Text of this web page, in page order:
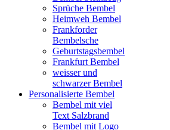
Sprüche Bembel
Heimweh Bembel
Frankforder
Bembelsche
Geburtstagsbembel
Frankfurt Bembel
weisser und
schwarzer Bembel
Personalisierte Bembel
Bembel mit viel
Text Salzbrand
Bembel mit Logo